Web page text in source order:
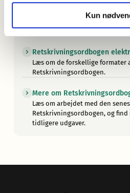
Kun
Hvilke ord er med i
Læs om de vigtigste principper
ordbogen.
Retskrivningsordbogen
Læs om de forskellige formater
Retskrivningsordbogen.
Mere om
Læs om arbejdet med den
Retskrivningsordbogen, og
tidligere udgaver.